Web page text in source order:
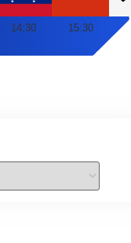
14:30 15:30